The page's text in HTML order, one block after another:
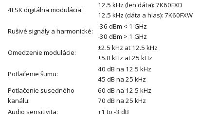
4FSK digitálna modulácia:
12.5 kHz (len dáta): 7K60FXD
12.5 kHz (dáta a hlas): 7K60FXW
Rušivé signály a harmonické:
-36 dBm < 1 GHz
-30 dBm > 1 GHz
Omedzenie modulácie:
±2.5 kHz at 12.5 kHz
±5.0 kHz at 25 kHz
Potlačenie šumu:
40 dB na 12.5 kHz
45 dB na 25 kHz
Potlačenie susedného
kanálu:
60 dB na 12.5 kHz
70 dB na 25 kHz
Audio sensitivita:
+1 to -3 dB